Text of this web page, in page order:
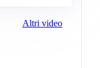
Altri video